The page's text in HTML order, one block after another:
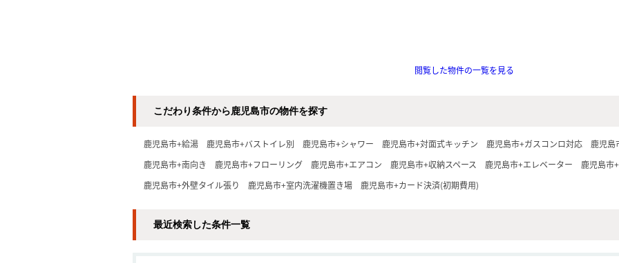
閲覧した物件の一覧を見る
こだわり条件から鹿児島市の物件を探す
鹿児島市+給湯 鹿児島市+バストイレ別 鹿児島市+シャワー 鹿児島市+対面式キッチン 鹿児島市+ガスコンロ対応
鹿児島
鹿児島市+南向き
鹿児島市+フローリング 鹿児島市+エアコン 鹿児島市+収納スペース 鹿児島市+エレベーター
鹿児島市
鹿児島市+外壁タイル張り
鹿児島市+室内洗濯機置き場 鹿児島市+カード決済(初期費用)
最近検索した条件一覧